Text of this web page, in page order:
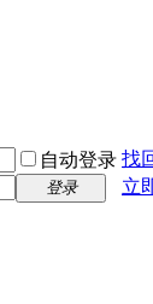
自动登录 找
登录 立